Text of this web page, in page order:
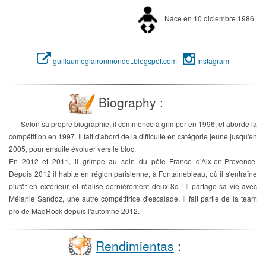
Nace en 10 diciembre 1986
guillaumeglaironmondet.blogspot.com Instagram
Biography :
Selon sa propre biographie, il commence à grimper en 1996, et aborde la
compétition en 1997. Il fait d'abord de la difficulté en catégorie jeune jusqu'en
2005, pour ensuite évoluer vers le bloc.
En 2012 et 2011, il grimpe au sein du pôle France d’Aix-en-Provence.
Depuis 2012 il habite en région parisienne, à Fontainebleau, où il s'entraîne
plutôt en extérieur, et réalise dernièrement deux 8c ! Il partage sa vie avec
Mélanie Sandoz, une autre compétitrice d'escalade. Il fait partie de la team
pro de MadRock depuis l'automne 2012.
Rendimientas :